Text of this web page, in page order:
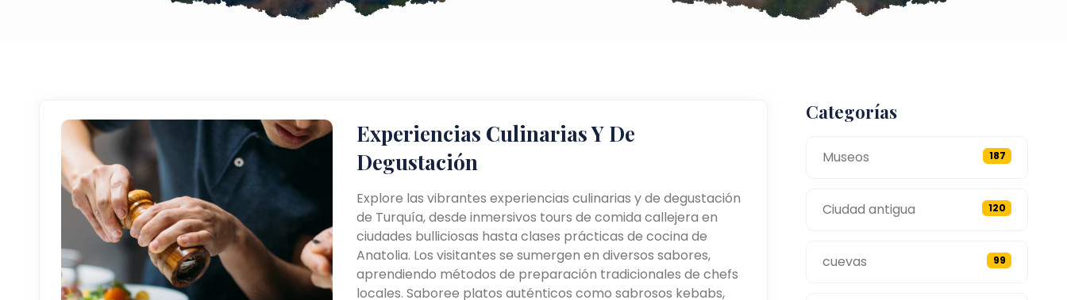
Experiencias Culinarias Y De
Degustación
Explore las vibrantes experiencias culinarias y de degustación
de Turquía, desde inmersivos tours de comida callejera en
ciudades bulliciosas hasta clases prácticas de cocina de
Anatolia. Los visitantes se sumergen en diversos sabores,
aprendiendo métodos de preparación tradicionales de chefs
locales. Saboree platos auténticos como sabrosos kebabs,
Categorías
Museos 187
Ciudad antigua 120
cuevas 99